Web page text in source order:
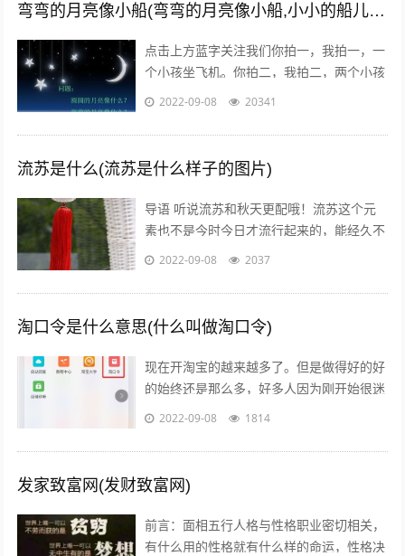
弯弯的月亮像小船(弯弯的月亮像小船,小小的船儿两头尖)
点击上方蓝字关注我们你拍一，我拍一，一
个小孩坐飞机。你拍二，我拍二，两个小孩
丢手绢。你拍三，我拍三，三个小孩来搬
你...
2022-09-08 20341
流苏是什么(流苏是什么样子的图片)
导语 听说流苏和秋天更配哦！流苏这个元
素也不是今时今日才流行起来的，能经久不
衰是因为它真的美呆了~踏进9月，秋高气
2022-09-08 2037
淘口令是什么意思(什么叫做淘口令)
现在开淘宝的越来越多了。但是做得好的好
的始终还是那么多，好多人因为刚开始很迷
茫，不知道怎么做，或者做到一半发现没有
2022-09-08 1814
发家致富网(发财致富网)
前言：面相五行人格与性格职业密切相关，
有什么用的性格就有什么样的命运，性格决